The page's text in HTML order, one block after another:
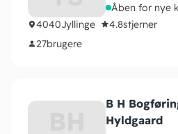
Åben for nye
4040Jyllinge 4.8stjerner
27brugere
B H
Hyldgaard